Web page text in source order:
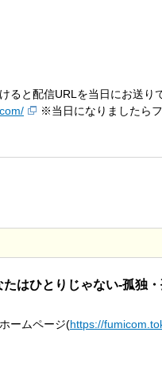
ると配信URLを当日にお送り
※当日になりましたら
はひとりじゃない-孤独
ームページ(https://